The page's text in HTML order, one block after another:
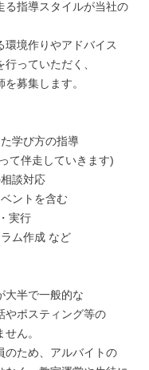
る指導スタイルが当社の
環境作りやアドバイス
っていただく、
募集します。
学び方の指導
て伴走していきます)
談対応
ントを含む
ム作成 など
大半で一般的な
やポスティング等の
ん。
のため、アルバイトの